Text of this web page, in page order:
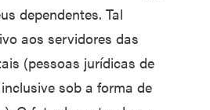
dependentes. Tal
aos servidores das
(pessoas jurídicas de
sob a forma de